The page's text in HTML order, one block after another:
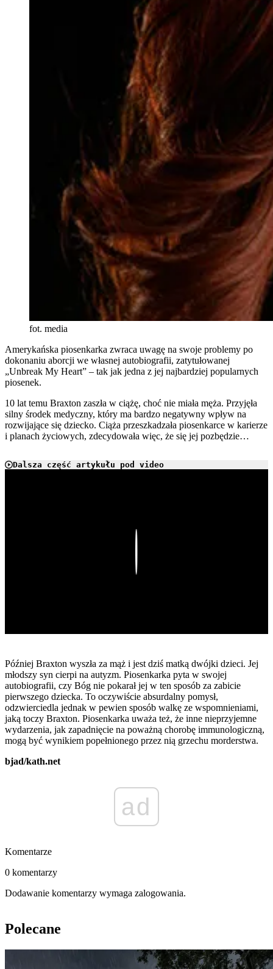
fot. media
Amerykańska piosenkarka zwraca uwagę na swoje problemy po
dokonaniu aborcji we własnej autobiografii, zatytułowanej
„Unbreak My Heart” – tak jak jedna z jej najbardziej popularnych
piosenek.
10 lat temu Braxton zaszła w ciążę, choć nie miała męża. Przyjęła
silny środek medyczny, który ma bardzo negatywny wpływ na
rozwijające się dziecko. Ciąża przeszkadzała piosenkarce w karierze
i planach życiowych, zdecydowała więc, że się jej pozbędzie…
Dalsza część artykułu pod video
Później Braxton wyszła za mąż i jest dziś matką dwójki dzieci. Jej
młodszy syn cierpi na autyzm. Piosenkarka pyta w swojej
autobiografii, czy Bóg nie pokarał jej w ten sposób za zabicie
pierwszego dziecka. To oczywiście absurdalny pomysł,
odzwierciedla jednak w pewien sposób walkę ze wspomnieniami,
jaką toczy Braxton. Piosenkarka uważa też, że inne nieprzyjemne
wydarzenia, jak zapadnięcie na poważną chorobę immunologiczną,
mogą być wynikiem popełnionego przez nią grzechu morderstwa.
bjad/kath.net
ad
Komentarze
0 komentarzy
Dodawanie komentarzy wymaga zalogowania.
Polecane